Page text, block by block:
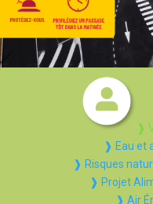
❱
❱ Eau et
❱ Risques
❱ Projet
❱ Air